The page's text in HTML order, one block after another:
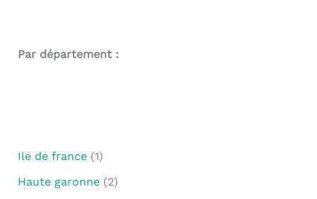
Par département :
Ile de france(1)
Haute garonne(2)